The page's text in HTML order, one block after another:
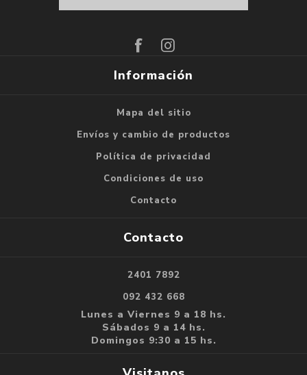
Información
Mapa del sitio
Envíos y cambio de productos
Política de privacidad
Condiciones de uso
Contacto
Contacto
2401 7892
092 432 668
Lunes a Viernes 9 a 18 hs.
Sábados 9 a 14 hs.
Domingos 9:30 a 15 hs.